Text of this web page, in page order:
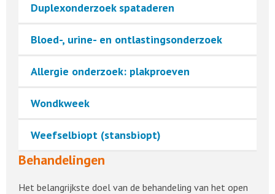
Duplexonderzoek spataderen
Bloed-, urine- en ontlastingsonderzoek
Allergie onderzoek: plakproeven
Wondkweek
Weefselbiopt (stansbiopt)
Behandelingen
Het belangrijkste doel van de behandeling van het open